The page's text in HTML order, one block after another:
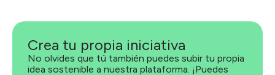
Crea tu propia iniciativa
No olvides que tú también puedes subir tu propia
idea sostenible a nuestra plataforma. ¡Puedes